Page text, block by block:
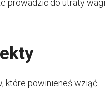
prowadzić do utraty wagi
które powinieneś wziąć